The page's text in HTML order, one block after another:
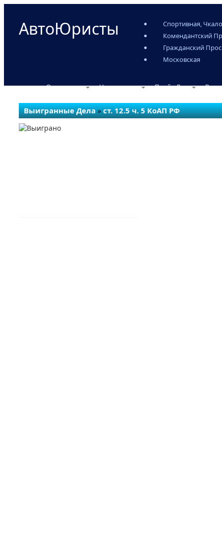
АвтоЮристы
Спортивная,
Комендантский
Гражданский
Московская
О компании Наши услуги Прайс-Лист
Выигранные Дела»ст. 12.5 ч. 5 КоАП РФ